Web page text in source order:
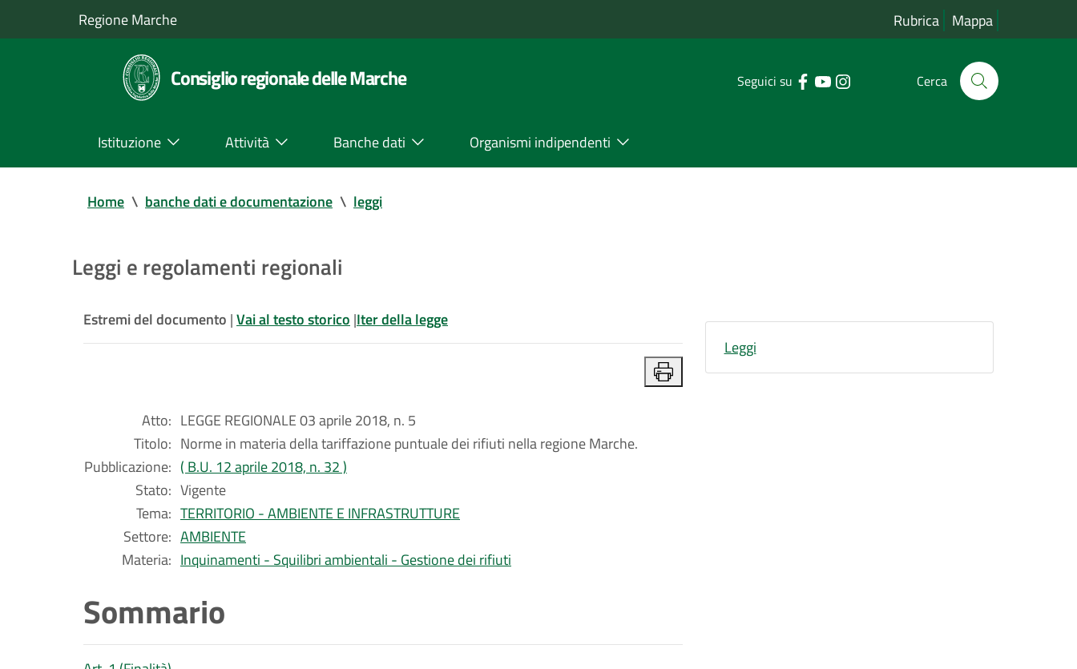
Regione Marche Rubrica Mappa
Consiglio regionale delle Marche Seguici su Cerca
Istituzione Attività Banche dati Organismi indipendenti
Home \ banche dati e documentazione \ leggi
Leggi e regolamenti regionali
Estremi del documento |Vai al testo storico |Iter della legge
Atto: LEGGE REGIONALE 03 aprile 2018, n. 5
Titolo: Norme in materia della tariffazione puntuale dei rifiuti nella regione Marche.
Pubblicazione: ( B.U. 12 aprile 2018, n. 32 )
Stato: Vigente
Tema: TERRITORIO - AMBIENTE E INFRASTRUTTURE
Settore: AMBIENTE
Materia: Inquinamenti - Squilibri ambientali - Gestione dei rifiuti
Sommario
Leggi